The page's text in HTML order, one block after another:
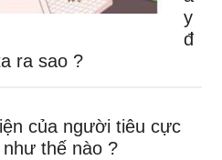
y
đ
ra sao ?
của người tiêu cực
thế nào ?